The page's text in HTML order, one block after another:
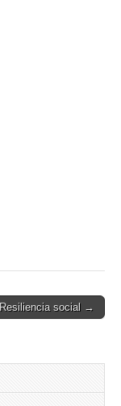
Resiliencia social →